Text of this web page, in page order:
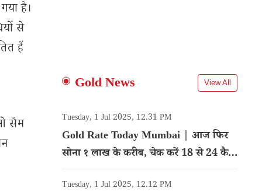
है।
से
हैं
सैम
Gold News View All
Tuesday, 1 Jul 2025, 12.31 PM
Gold Rate Today Mumbai | आज फिर
सोना १ लाख के करीब, चेक करें 18 से 24 कैरेट
गोल्ड का रेट
Tuesday, 1 Jul 2025, 12.12 PM